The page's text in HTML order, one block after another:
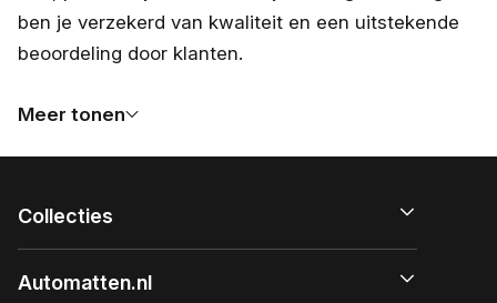
ben je verzekerd van kwaliteit en een uitstekende
beoordeling door klanten.
Meer tonen
Collecties
Automatten.nl